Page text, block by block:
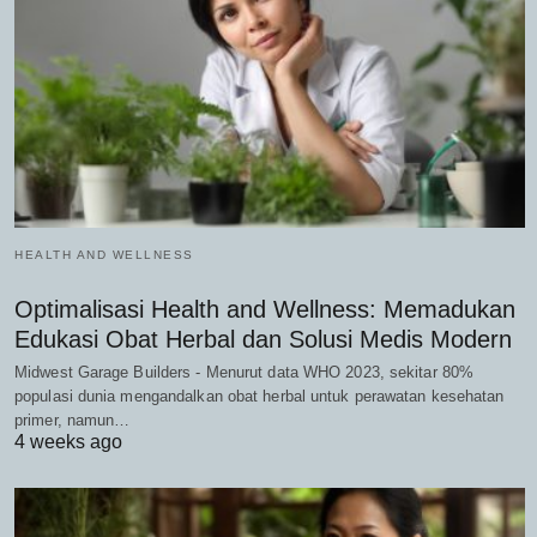
HEALTH AND WELLNESS
Optimalisasi Health and Wellness: Memadukan
Edukasi Obat Herbal dan Solusi Medis Modern
Midwest Garage Builders - Menurut data WHO 2023, sekitar 80%
populasi dunia mengandalkan obat herbal untuk perawatan kesehatan
primer, namun…
4 weeks ago